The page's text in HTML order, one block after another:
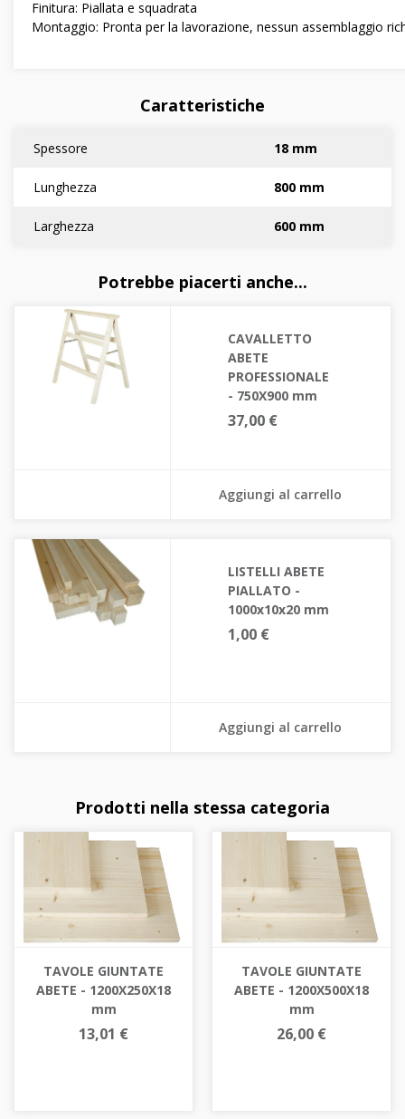
Finitura: Piallata e squadrata
Montaggio: Pronta per la lavorazione, nessun assemblaggio
Caratteristiche
Spessore 18 mm
Lunghezza 800 mm
Larghezza 600 mm
Potrebbe piacerti anche...
CAVALLETTO
ABETE
PROFESSIONALE
- 750X900 mm
37,00 €
Aggiungi al carrello
LISTELLI ABETE
PIALLATO -
1000x10x20 mm
1,00 €
Aggiungi al carrello
Prodotti nella stessa categoria
TAVOLE GIUNTATE
ABETE - 1200X250X18
mm
13,01 €
TAVOLE GIUNTATE
ABETE - 1200X500X18
mm
26,00 €